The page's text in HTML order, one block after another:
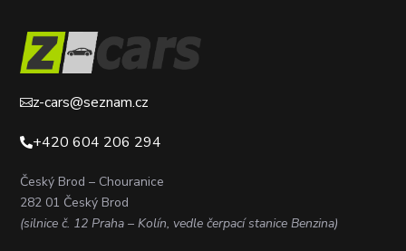
z-cars@seznam.cz
+420 604 206 294
Český Brod – Chouranice
282 01 Český Brod
(silnice č. 12 Praha – Kolín, vedle čerpací stanice Benzina)